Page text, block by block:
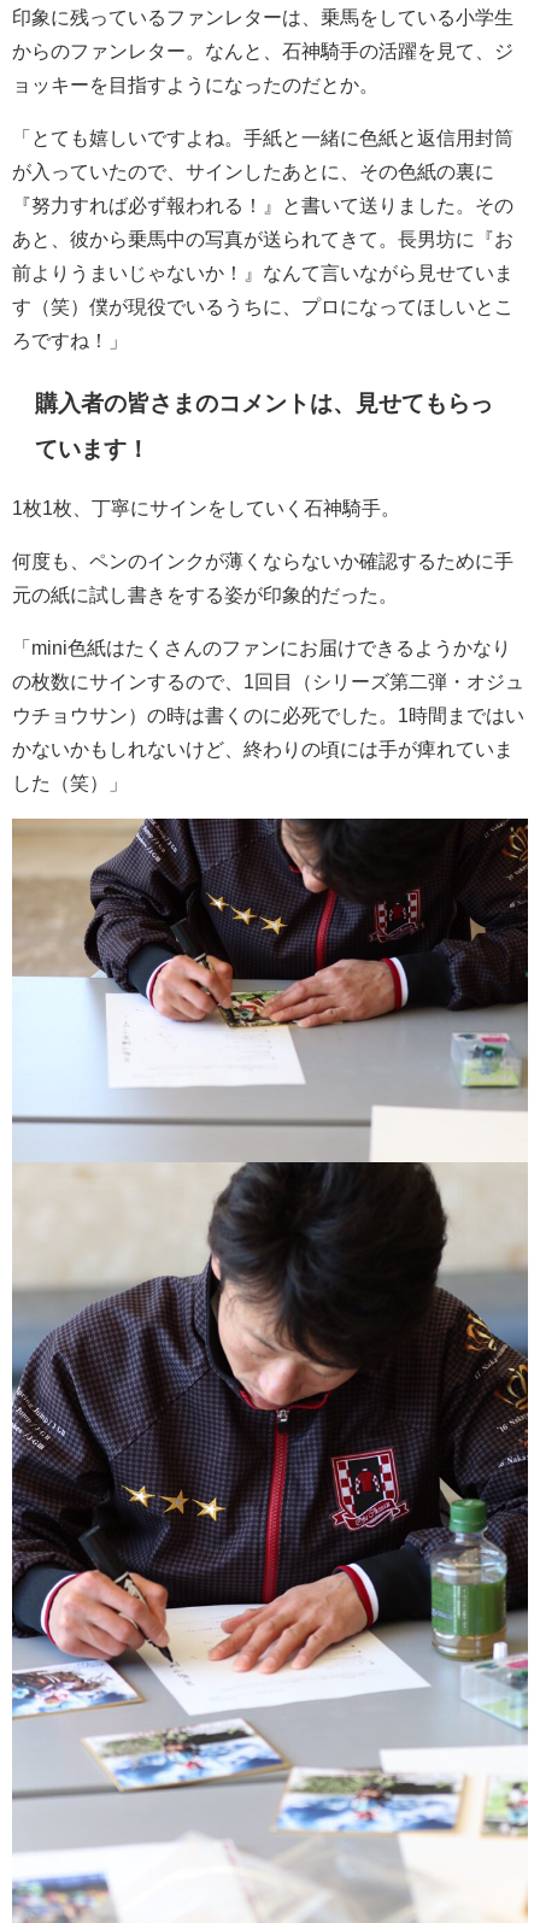
印象に残っているファンレターは、乗馬をしている小学生
からのファンレター。なんと、石神騎手の活躍を見て、ジ
ョッキーを目指すようになったのだとか。
「とても嬉しいですよね。手紙と一緒に色紙と返信用封筒
が入っていたので、サインしたあとに、その色紙の裏に
『努力すれば必ず報われる！』と書いて送りました。その
あと、彼から乗馬中の写真が送られてきて。長男坊に『お
前よりうまいじゃないか！』なんて言いながら見せていま
す（笑）僕が現役でいるうちに、プロになってほしいとこ
ろですね！」
購入者の皆さまのコメントは、見せてもらっ
ています！
1枚1枚、丁寧にサインをしていく石神騎手。
何度も、ペンのインクが薄くならないか確認するために手
元の紙に試し書きをする姿が印象的だった。
「mini色紙はたくさんのファンにお届けできるようかなり
の枚数にサインするので、1回目（シリーズ第二弾・オジュ
ウチョウサン）の時は書くのに必死でした。1時間まではい
かないかもしれないけど、終わりの頃には手が痺れていま
した（笑）」